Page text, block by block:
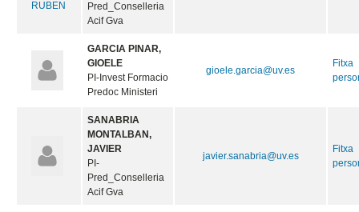
Pred_Conselleria
Acif Gva
GARCIA PINAR,
GIOELE
PI-Invest Formacio
Predoc Ministeri
gioele.garcia@uv.es
Fitxa
SANABRIA
MONTALBAN,
JAVIER
PI-
Pred_Conselleria
Acif Gva
javier.sanabria@uv.es
Fitxa